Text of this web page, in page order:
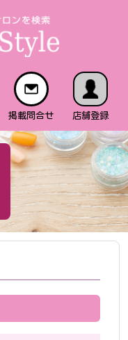
掲載問合せ 店舗登録